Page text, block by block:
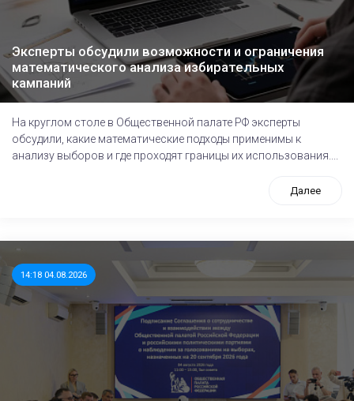
Эксперты обсудили возможности и ограничения
математического анализа избирательных
кампаний
На круглом столе в Общественной палате РФ эксперты
обсудили, какие математические подходы применимы к
анализу выборов и где проходят границы их использования....
Далее
14:18 04.08.2026